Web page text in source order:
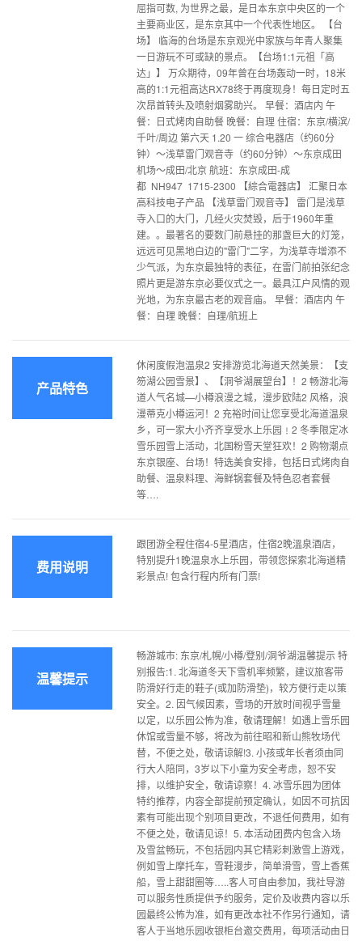
屈指可数, 为世界之最，是日本东京中央区的一个
主要商业区，是东京其中一个代表性地区。 【台
场】 临海的台场是东京观光中家族与年青人聚集
一日游玩不可或缺的景点。【台场1:1元祖「高
达」】 万众期待，09年曾在台场轰动一时，18米
高的1:1元祖高达RX78终于再度现身！每日定时五
次昂首转头及喷射烟雾助兴。 早餐：酒店内 午
餐：日式烤肉自助餐 晚餐：自理 住宿：东京/横滨/
千叶/周边 第六天 1.20 一 综合电器店（约60分
钟）～浅草雷门观音寺（约60分钟）～东京成田
机场～成田/北京 航班：东京成田-成
都 NH947 1715-2300 【綜合電器店】 汇聚日本
高科技电子产品 【浅草雷门观音寺】 雷门是浅草
寺入口的大门，几经火灾焚毁，后于1960年重
建。。最著名的要数门前悬挂的那盏巨大的灯笼，
远远可见黑地白边的"雷门"二字，为浅草寺增添不
少气派，为东京最独特的表征，在雷门前拍张纪念
照片更是游东京必要仪式之一。最具江户风情的观
光地，为东京最古老的观音庙。 早餐：酒店内 午
餐：自理 晚餐：自理/航班上
产品特色
休闲度假泡温泉2 安排游览北海道天然美景：【支
笏湖公园雪景】、【洞爷湖展望台】！2 畅游北海
道人气名城—小樽浪漫之城，漫步欧陆2 风格，浪
漫蒂克小樽运河！2 充裕时间让您享受北海道温泉
乡，可一家大小齐齐享受水上乐园﹗2 冬季限定冰
雪乐园雪上活动，北国粉雪天堂狂欢！2 购物潮点
东京银座、台场！特选美食安排，包括日式烤肉自
助餐、温泉料理、海鲜锅套餐及特色忍者套餐
等….
费用说明
跟团游全程住宿4-5星酒店，住宿2晚溫泉酒店，
特別提升1晚温泉水上乐园，带领您探索北海道精
彩景点! 包含行程内所有门票!
温馨提示
畅游城市: 东京/札幌/小樽/登别/洞爷湖温馨提示 特
别报告:1. 北海道冬天下雪机率频繁，建议旅客带
防滑好行走的鞋子(或加防滑垫)，较方便行走以策
安全。2. 因气候因素，雪场的开放时间视乎雪量
以定，以乐园公怖为准，敬请理解！如遇上雪乐园
休馆或雪量不够，将改为前往昭和新山熊牧场代
替，不便之处，敬请谅解!3. 小孩或年长者须由同
行大人陪同，3岁以下小童为安全考虑，恕不安
排，以维护安全，敬请谅察！4. 冰雪乐园为团体
特约推荐，内容全部提前预定确认，如因不可抗因
素有可能出现个别项目更改，不退任何费用，如有
不便之处，敬请见谅！5. 本活动团费内包含入场
及雪盆畅玩，不包括园内其它精彩刺激雪上游戏，
例如雪上摩托车，雪鞋漫步，简单滑雪，雪上香蕉
船，雪上甜甜圈等…..客人可自由参加，我社导游
可以服务性质提供予约服务，定价及收费内容以乐
园最终公怖为准，如有更改本社不作另行通知，请
客人于当地乐园收银柜台邀交费用，每项活动由日